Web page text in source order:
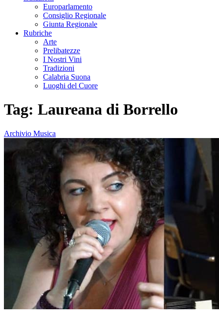
Europarlamento
Consiglio Regionale
Giunta Regionale
Rubriche
Arte
Prelibatezze
I Nostri Vini
Tradizioni
Calabria Suona
Luoghi del Cuore
Tag: Laureana di Borrello
Archivio Musica